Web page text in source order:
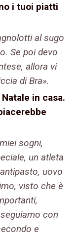
i tuoi piatti
al sugo
Se poi devo
allora vi
di Bra».
in casa.
sogni,
un atleta
uovo
visto che è
con
e